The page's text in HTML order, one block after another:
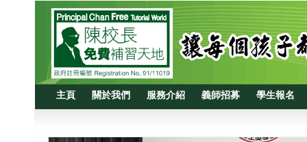
主頁 關於我們 服務介紹 義師招募 學生報名